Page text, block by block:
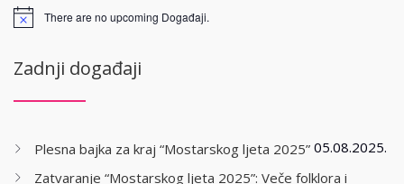
There are no upcoming Događaji.
Zadnji događaji
Plesna bajka za kraj “Mostarskog ljeta 2025” 05.08.2025.
Zatvaranje “Mostarskog ljeta 2025”: Veče folklora i